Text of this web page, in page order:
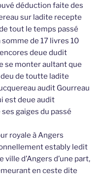
déduction faite des
sur ladite recepte
tout le temps passé
de 17 livres 10
deue dudit
se monter aultant que
de toutte ladite
audit Gourreau
est deue audit
gaiges du passé
royale à Angers
estably ledit
d’Angers d’une part,
en ceste dite